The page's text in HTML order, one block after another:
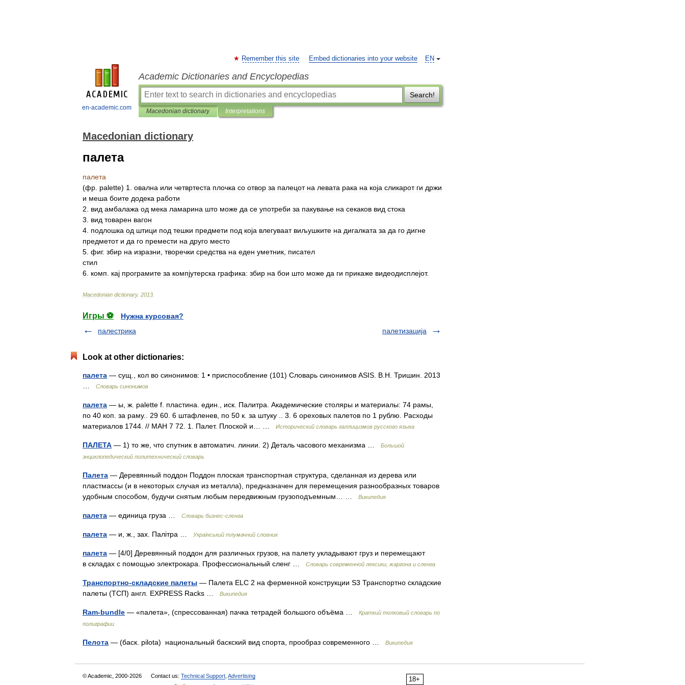
en-academic.com
EN
Remember this site Embed dictionaries into your website
Academic Dictionaries and Encyclopedias
Search!
Macedonian dictionary Interpretations
Macedonian dictionary
палета
палета
(фр palette) 1 овална или четвртеста плочка со отвор за палецот на левата рака на која сликарот ги држи
и меша боите додека работи
2
вид амбалажа од мека ламарина што може да се употреби за пакување на секаков вид стока
3
вид товарен вагон
4 подлошка од штици под тешки предмети под која влегуваат виљушките на дигалката за да го дигне
предметот и да го премести на друго место
5 фиг. збир на изразни творечки средства на еден уметник писател
стил
6 комп кај програмите за компјутерска графика: збир на бои што може да ги прикаже видеодисплејот.
Macedonian dictionary. 2013
Игры ⚽
Нужна курсовая?
палестрика
палетизација
Look at other dictionaries:
палета — сущ., кол во синонимов: 1 • приспособление (101) Словарь синонимов ASIS. В.Н. Тришин. 2013
Словарь синонимов
палета — ы, ж. palette f. пластина. един., иск. Палитра. Академические столяры и материалы: 74 рамы,
по 40 коп. за раму.. 29 60. 6 штафленев, по 50 к. за штуку .. 3. 6 ореховых палетов по 1 рублю. Расходы
материалов 1744. // МАН 7 72. 1. Палет. Плоской и… …
Исторический словарь галлицизмов русского языка
ПАЛЕТА — 1) то же, что спутник в автоматич. линии. 2) Деталь часового механизма …
Большой
энциклопедический политехнический словарь
Палета — Деревянный поддон Поддон плоская транспортная структура, сделанная из дерева или
пластмассы (и в некоторых случая из металла), предназначен для перемещения разнообразных товаров
удобным способом, будучи снятым любым передвижным грузоподъемным… …
Википедия
палета — единица груза … Словарь бизнес-сленга
палета — и, ж., зах. Палітра … Український тлумачний словник
палета — [4/0] Деревянный поддон для различных грузов, на палету укладывают груз и перемещают
в складах с помощью электрокара. Профессиональный сленг …
Cловарь современной лексики, жаргона и сленга
Транспортно-складские палеты — Палета ELC 2 на ферменной конструкции S3 Транспортно складские
палеты (ТСП) англ. EXPRESS Racks …
Википедия
Ram-bundle — «палета», (спрессованная) пачка тетрадей большого объёма …
Краткий толковый словарь по
полиграфии
Пелота — (баск. pilota) национальный баскский вид спорта, прообраз современного … Википедия
18+
© Academic, 2000-2026 Contact us: Technical Support Advertising